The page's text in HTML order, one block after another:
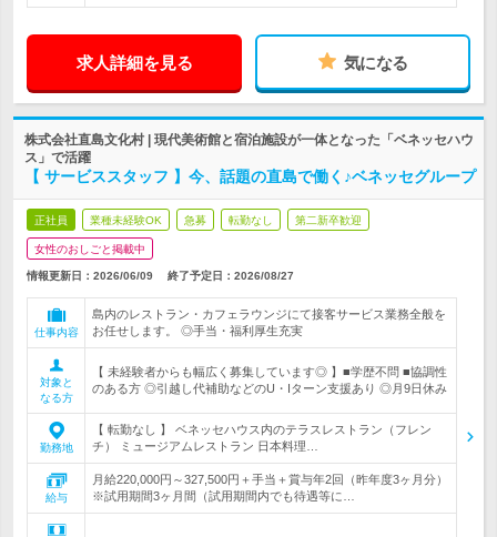
求人詳細を見る 気になる
株式会社直島文化村 | 現代美術館と宿泊施設が一体となった「ベネッセハウ
ス」で活躍
【 サービススタッフ 】今、話題の直島で働く♪ベネッセグループ
正社員 業種未経験OK 急募 転勤なし 第二新卒歓迎
女性のおしごと掲載中
情報更新日：2026/06/09 終了予定日： 2026/08/27
仕事内容
島内のレストラン・カフェラウンジにて接客サービス業務全般を
お任せします。 ◎手当・福利厚生充実
対象と
なる方
【 未経験者からも幅広く募集しています◎ 】■学歴不問 ■協調性
のある方 ◎引越し代補助などのU・Iターン支援あり ◎月9日休み
勤務地
【 転勤なし 】 ベネッセハウス内のテラスレストラン（フレン
チ） ミュージアムレストラン 日本料理…
給与
月給220,000円～327,500円＋手当＋賞与年2回（昨年度3ヶ月分）
※試用期間3ヶ月間（試用期間内でも待遇等に…